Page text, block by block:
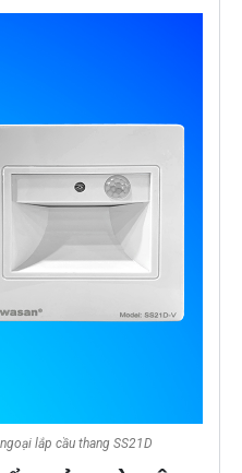
lắp cầu thang SS21D